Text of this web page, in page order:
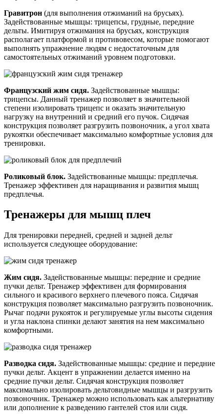
Гравитрон (для выполнения отжиманий на брусьях).
Задействованные мышцы: трицепсы, грудные, передние
дельты. Имитируя отжимания на брусьях, конструкция
располагает платформой и противовесом, которые помогают
выполнять упражнение людям с недостаточным для
самостоятельных отжиманий уровнем подготовки.
Французский жим сидя. Задействованные мышцы:
трицепсы. Данный тренажер позволяет в значительной
степени изолировать трицепс и оказать значительную
нагрузку на внутренний и средний его пучок. Сидячая
конструкция позволяет разгрузить позвоночник, а угол хвата
рукоятки обеспечивает максимально комфортные условия для
тренировки.
Роликовый блок. Задействованные мышцы: предплечья.
Тренажер эффективен для наращивания и развития мышц
предплечья.
Тренажеры для мышц плеч
Для тренировки передней, средней и задней дельт
используется следующее оборудование:
Жим сидя. Задействованные мышцы: передние и средние
пучки дельт. Тренажер эффективен для формирования
сильного и красивого верхнего плечевого пояса. Сидячая
конструкция позволяет максимально разгрузить позвоночник.
Рычаг подачи рукояток и регулируемые углы высоты сидения
и угла наклона спинки делают занятия на нем максимально
комфортными.
Разводка сидя. Задействованные мышцы: средние и передние
пучки дельт. Акцент в упражнении делается именно на
средние пучки дельт. Сидячая конструкция позволяет
максимально изолировать дельтовидные мышцы и разгрузить
позвоночник. Тренажер можно использовать как альтернативу
или дополнение к разведению гантелей стоя или сидя.